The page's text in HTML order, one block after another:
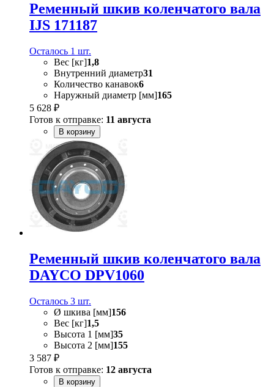
Ременный шкив коленчатого вала
IJS 171187
Осталось 1 шт.
Вес [кг]1,8
Внутренний диаметр31
Количество канавок6
Наружный диаметр [мм]165
5 628 ₽
Готов к отправке: 11 августа
В корзину
Ременный шкив коленчатого вала
DAYCO DPV1060
Осталось 3 шт.
Ø шкива [мм]156
Вес [кг]1,5
Высота 1 [мм]35
Высота 2 [мм]155
3 587 ₽
Готов к отправке: 12 августа
В корзину